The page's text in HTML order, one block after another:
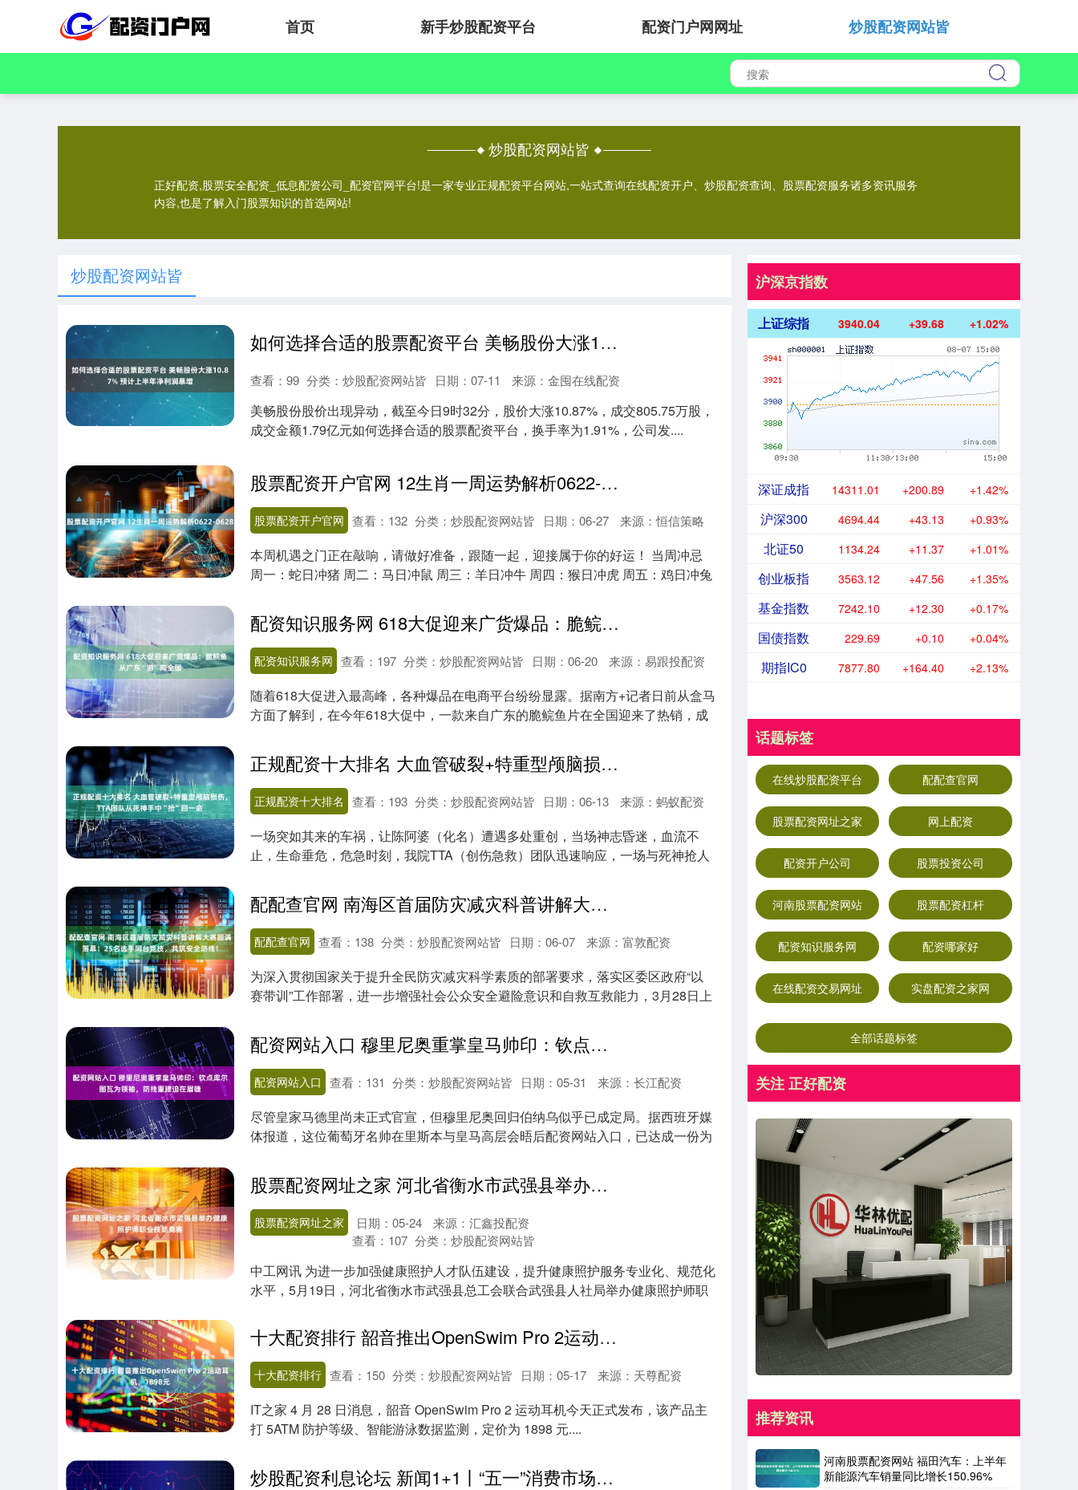
首页 新手炒股配资平台 配资门户网网址 炒股配资网站皆
炒股配资网站皆
正好配资,股票安全配资_低息配资公司_配资官网平台!是一家专业正规配资平台网站,一站式查询在线配资开户、炒股配资查询、股票配资服务诸多资讯服务
内容,也是了解入门股票知识的首选网站!
炒股配资网站皆
如何选择合适的股票配资平台 美畅股份大涨10.87% 预计上半年净利润暴增
日期：07-11 来源：金囤在线配资
查看： 99 分类： 炒股配资网站皆
美畅股份股价出现异动，截至今日9时32分，股价大涨10.87%，成交805.75万股，
成交金额1.79亿元如何选择合适的股票配资平台，换手率为1.91%，公司发....
股票配资开户官网 12生肖一周运势解析0622-0628
股票配资开户官网 日期：06-27 来源：恒信策略
查看： 132 分类： 炒股配资网站皆
本周机遇之门正在敲响，请做好准备，跟随一起，迎接属于你的好运！ 当周冲忌
周一：蛇日冲猪 周二：马日冲鼠 周三：羊日冲牛 周四：猴日冲虎 周五：鸡日冲兔
配资知识服务网 618大促迎来广货爆品：脆鲩鱼从广东“游”向全国
配资知识服务网 日期：06-20 来源：易跟投配资
查看： 197 分类： 炒股配资网站皆
随着618大促进入最高峰，各种爆品在电商平台纷纷显露。据南方+记者日前从盒马
方面了解到，在今年618大促中，一款来自广东的脆鲩鱼片在全国迎来了热销，成
正规配资十大排名 大血管破裂+特重型颅脑损伤，TTA团队从死神手中“抢”回一命
正规配资十大排名 日期：06-13 来源：蚂蚁配资
查看： 193 分类： 炒股配资网站皆
一场突如其来的车祸，让陈阿婆（化名）遭遇多处重创，当场神志昏迷，血流不
止，生命垂危，危急时刻，我院TTA（创伤急救）团队迅速响应，一场与死神抢人
配配查官网 南海区首届防灾减灾科普讲解大赛圆满落幕！25名选手同台竞技，共筑安全防线！
配配查官网 日期：06-07 来源：富敦配资
查看： 138 分类： 炒股配资网站皆
为深入贯彻国家关于提升全民防灾减灾科学素质的部署要求，落实区委区政府“以
赛带训”工作部署，进一步增强社会公众安全避险意识和自救互救能力，3月28日上
配资网站入口 穆里尼奥重掌皇马帅印：钦点库尔图瓦为领袖，防线重建迫在眉睫
配资网站入口 日期：05-31 来源：长江配资
查看： 131 分类： 炒股配资网站皆
尽管皇家马德里尚未正式官宣，但穆里尼奥回归伯纳乌似乎已成定局。据西班牙媒
体报道，这位葡萄牙名帅在里斯本与皇马高层会晤后配资网站入口，已达成一份为
股票配资网址之家 河北省衡水市武强县举办健康照护师职业技能竞赛
股票配资网址之家 日期：05-24
来源：汇鑫投配资
查看： 107 分类： 炒股配资网站皆
中工网讯 为进一步加强健康照护人才队伍建设，提升健康照护服务专业化、规范化
水平，5月19日，河北省衡水市武强县总工会联合武强县人社局举办健康照护师职
十大配资排行 韶音推出OpenSwim Pro 2运动耳机，1898元
十大配资排行 日期：05-17 来源：天尊配资
查看： 150 分类： 炒股配资网站皆
IT之家 4 月 28 日消息，韶音 OpenSwim Pro 2 运动耳机今天正式发布，该产品主
打 5ATM 防护等级、智能游泳数据监测，定价为 1898 元....
炒股配资利息论坛 新闻1+1丨“五一”消费市场活力如何延续？
沪深京指数
上证综指 3940.04 +39.68 +1.02%
深证成指 14311.01 +200.89 +1.42%
沪深300 4694.44 +43.13 +0.93%
北证50 1134.24 +11.37 +1.01%
创业板指 3563.12 +47.56 +1.35%
基金指数 7242.10 +12.30 +0.17%
国债指数 229.69 +0.10 +0.04%
期指IC0 7877.80 +164.40 +2.13%
话题标签
在线炒股配资平台 配配查官网
股票配资网址之家 网上配资
配资开户公司 股票投资公司
河南股票配资网站 股票配资杠杆
配资知识服务网 配资哪家好
在线配资交易网址 实盘配资之家网
全部话题标签
关注 正好配资
推荐资讯
河南股票配资网站 福田汽车：上半年
新能源汽车销量同比增长150.96%